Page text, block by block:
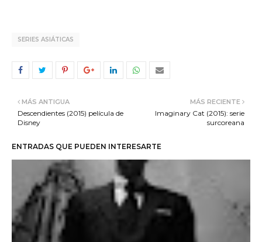
SERIES ASIÁTICAS
MÁS RECIENTE
Imaginary Cat (2015): serie
surcoreana
MÁS ANTIGUA
Descendientes (2015) película de
Disney
ENTRADAS QUE PUEDEN INTERESARTE